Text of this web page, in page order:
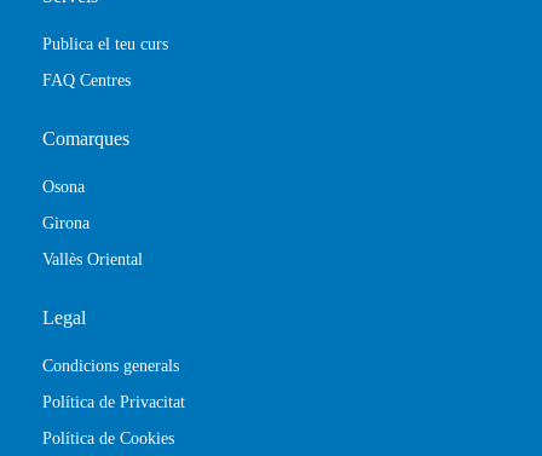
Publica el teu curs
FAQ Centres
Comarques
Osona
Girona
Vallès Oriental
Legal
Condicions generals
Política de Privacitat
Política de Cookies